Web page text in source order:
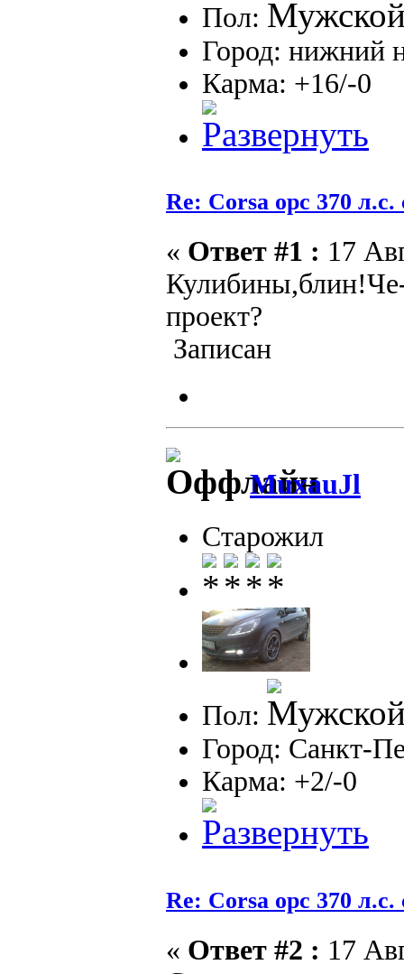
Пол:
Город: нижний
Карма: +16/-0
Re: Corsa opc 370 л.с.
« Ответ #1 : 17
проект?
Записан
MuxauJl
Старожил
Пол:
Город: Санкт-
Карма: +2/-0
Re: Corsa opc 370 л.с.
« Ответ #2 : 17